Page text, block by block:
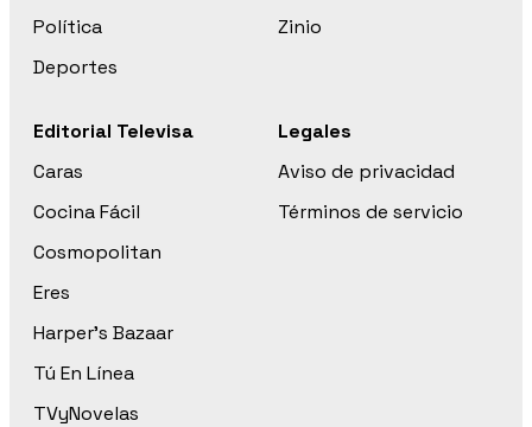
Política
Deportes
Zinio
Editorial Televisa
Caras
Cocina Fácil
Cosmopolitan
Eres
Harper’s Bazaar
Tú En Línea
TVyNovelas
Legales
Aviso de privacidad
Términos de servicio